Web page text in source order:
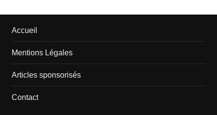
Accueil
Mentions Légales
Articles sponsorisés
Contact